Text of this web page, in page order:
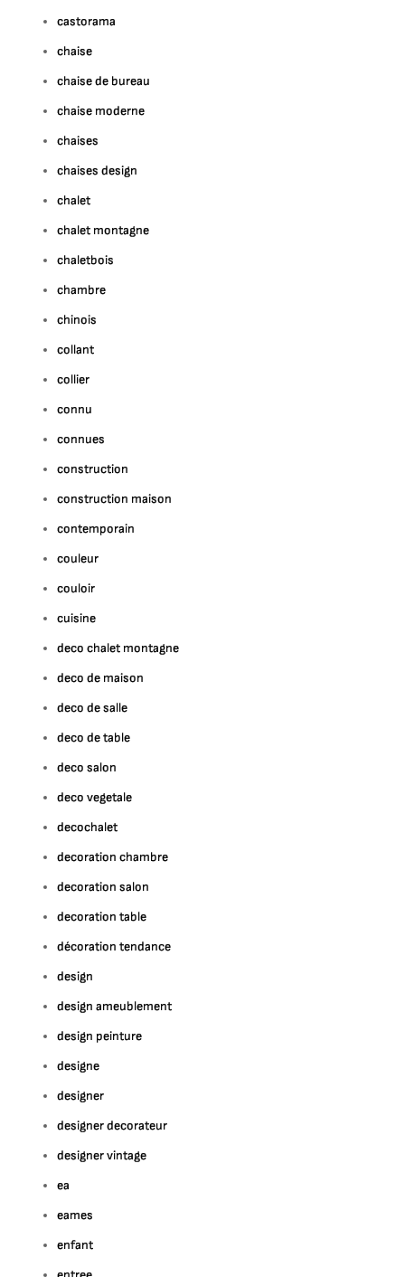
castorama
chaise
chaise de bureau
chaise moderne
chaises
chaises design
chalet
chalet montagne
chaletbois
chambre
chinois
collant
collier
connu
connues
construction
construction maison
contemporain
couleur
couloir
cuisine
deco chalet montagne
deco de maison
deco de salle
deco de table
deco salon
deco vegetale
decochalet
decoration chambre
decoration salon
decoration table
décoration tendance
design
design ameublement
design peinture
designe
designer
designer decorateur
designer vintage
ea
eames
enfant